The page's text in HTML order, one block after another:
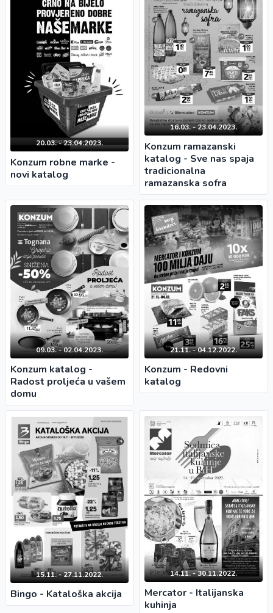
20.03. - 23.04.2023.
Konzum robne marke -
novi katalog
16.03. - 23.04.2023.
Konzum ramazanski
katalog - Sve nas spaja
tradicionalna
ramazanska sofra
09.03. - 02.04.2023.
Konzum katalog -
Radost proljeća u vašem
domu
21.11. - 04.12.2022.
Konzum - Redovni
katalog
15.11. - 27.11.2022.
Bingo - Kataloška akcija
14.11. - 30.11.2022.
Mercator - Italijanska
kuhinja